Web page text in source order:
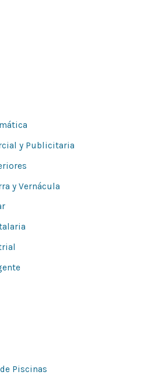
y Publicitaria
y Vernácula
Piscinas